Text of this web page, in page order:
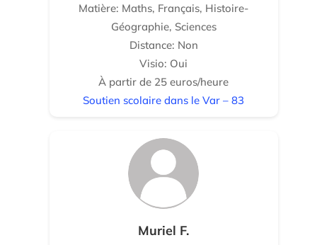
Matière: Maths, Français, Histoire-
Géographie, Sciences
Distance: Non
Visio: Oui
À partir de 25 euros/heure
Soutien scolaire dans le Var – 83
Muriel F.